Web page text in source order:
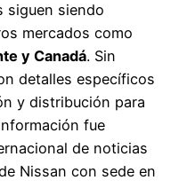
siguen siendo
mercados como
y Canadá. Sin
detalles específicos
y distribución para
fue
de noticias
Nissan con sede en